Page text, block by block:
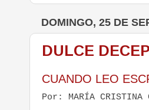
DOMINGO, 25 DE
DULCE
CUANDO LEO
Por: MARÍA